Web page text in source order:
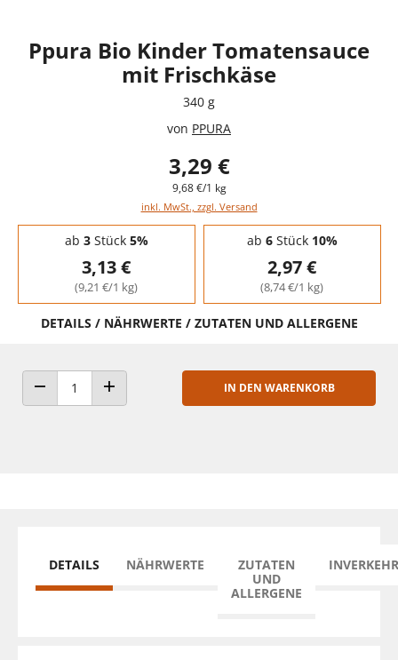
Ppura Bio Kinder Tomatensauce
mit Frischkäse
340 g
von PPURA
3,29 €
9,68 €/1 kg
inkl. MwSt., zzgl. Versand
Staffelpreise - Mengenrabatt
ab 3Stück 5%
3,13 €
(9,21 €/1 kg)
ab 6Stück 10%
2,97 €
(8,74 €/1 kg)
DETAILS / NÄHRWERTE / ZUTATEN UND ALLERGENE
ANZAHL VERRINGERNANZAHL ERHÖHEN
IN DEN WARENKORB
DETAILS NÄHRWERTE
ZUTATEN
UND
ALLERGENE